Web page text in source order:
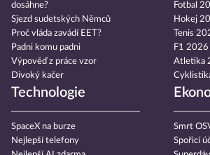
dosáhne?
Sjezd sudetských Němců
Proč vláda zavádí EET?
Padni komu padni
Výpověď z práce vzor
Divoký kačer
Fotbal
Hokej
Tenis
F1 2026
Atletika
Technologie
SpaceX na burze
Nejlepší telefony
Smrt
Spořicí